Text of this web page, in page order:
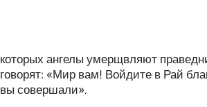
которых ангелы умерщвляют
говорят: «Мир вам! Войдите в Рай
вы совершали».